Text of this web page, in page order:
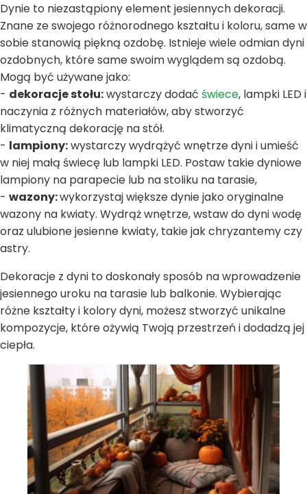
Dynie to niezastąpiony element jesiennych dekoracji.
Znane ze swojego różnorodnego kształtu i koloru, same w
sobie stanowią piękną ozdobę. Istnieje wiele odmian dyni
ozdobnych, które same swoim wyglądem są ozdobą.
Mogą być używane jako:
- dekoracje stołu:wystarczy dodać świece, lampki LED i
naczynia z różnych materiałów, aby stworzyć
klimatyczną dekorację na stół.
- lampiony:wystarczy wydrążyć wnętrze dyni i umieść
w niej małą świecę lub lampki LED. Postaw takie dyniowe
lampiony na parapecie lub na stoliku na tarasie,
- wazony:wykorzystaj większe dynie jako oryginalne
wazony na kwiaty. Wydrąż wnętrze, wstaw do dyni wodę
oraz ulubione jesienne kwiaty, takie jak chryzantemy czy
astry.
Dekoracje z dyni to doskonały sposób na wprowadzenie
jesiennego uroku na tarasie lub balkonie. Wybierając
różne kształty i kolory dyni, możesz stworzyć unikalne
kompozycje, które ożywią Twoją przestrzeń i dodadzą jej
ciepła.